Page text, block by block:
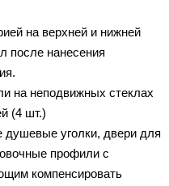
на верхней и нижней
после нанесения
на неподвижных стеклах
(4 шт.)
душевые уголки, двери для
профили с
компенсировать